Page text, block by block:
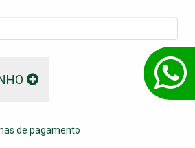
de pagamento